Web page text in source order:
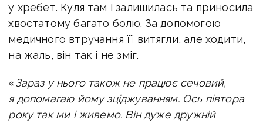
у хребет. Куля там і залишилась та приносила
хвостатому багато болю. За допомогою
медичного втручання її витягли, але ходити,
на жаль, він так і не зміг.
«Зараз у нього також не працює сечовий,
я допомагаю йому зціджуванням. Ось півтора
року так ми і живемо. Він дуже дружній